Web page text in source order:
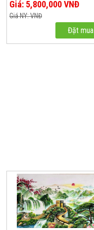
Giá: 5,800,000 VNĐ
Giá NY: VNĐ
Đặt mua